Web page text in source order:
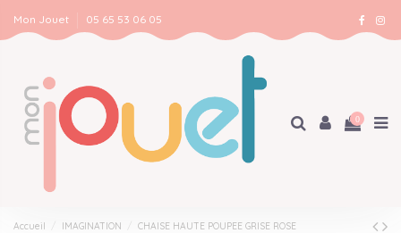
Mon Jouet 05 65 53 06 05
0
Accueil IMAGINATION CHAISE HAUTE POUPEE GRISE ROSE